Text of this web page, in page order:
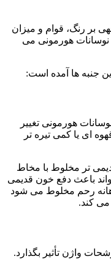
بر رنگ، قوام و میزان
نوسانات هورمونی می
جنبه ها آمده است:
هورمونی تغییر
ای یا کمی تیره تر
تر مخلوط با مخاط
باعث دفع خون قدیمی
رحم مخلوط می شود
می کند.
واژن تأثیر بگذارد.